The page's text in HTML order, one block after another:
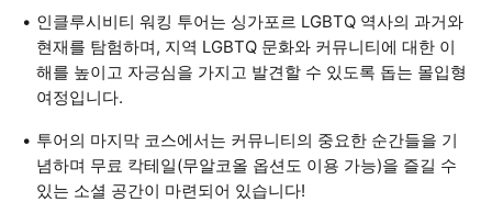
인클루시비티 워킹 투어는 싱가포르 LGBTQ 역사의 과거와
현재를 탐험하며, 지역 LGBTQ 문화와 커뮤니티에 대한 이
해를 높이고 자긍심을 가지고 발견할 수 있도록 돕는 몰입형
여정입니다.
투어의 마지막 코스에서는 커뮤니티의 중요한 순간들을 기
념하며 무료 칵테일(무알코올 옵션도 이용 가능)을 즐길 수
있는 소셜 공간이 마련되어 있습니다!